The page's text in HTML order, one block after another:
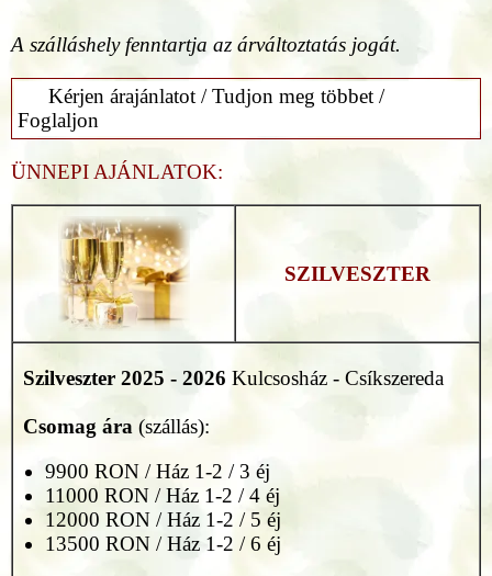
A szálláshely fenntartja az árváltoztatás jogát.
Kérjen árajánlatot / Tudjon meg többet /
Foglaljon
ÜNNEPI AJÁNLATOK:
SZILVESZTER
Szilveszter 2025 - 2026 Kulcsosház - Csíkszereda
Csomag ára (szállás):
9900 RON / Ház 1-2 / 3 éj
11000 RON / Ház 1-2 / 4 éj
12000 RON / Ház 1-2 / 5 éj
13500 RON / Ház 1-2 / 6 éj